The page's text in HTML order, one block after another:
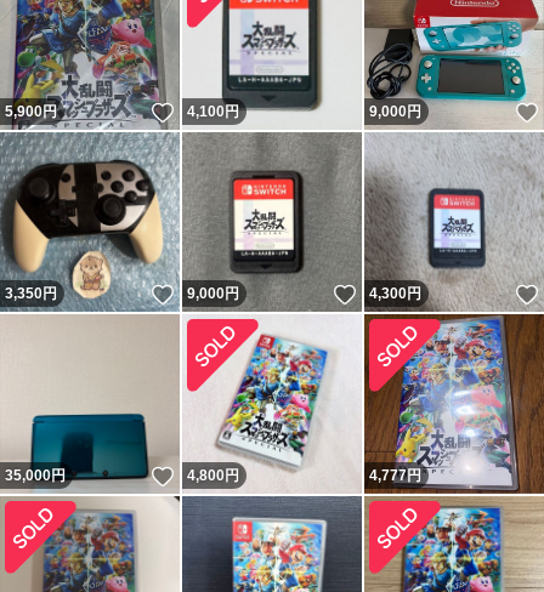
5,900円 いいね！
4,100 円 9,000円
3,350円 いいね！
9,000円 いいね！
4,300円
35,000円 いいね！
4,800円 4,777円